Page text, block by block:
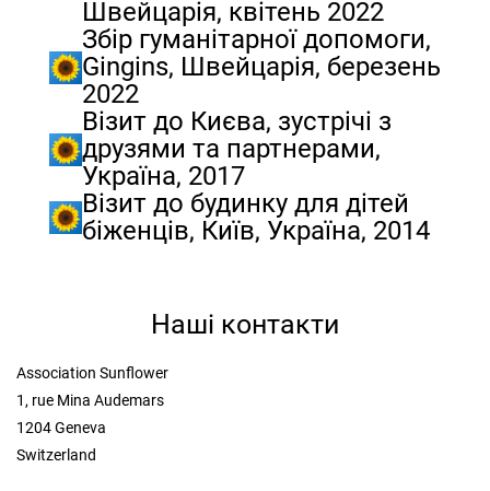
Швейцарія, квітень 2022
Збір гуманітарної допомоги,
Gingins, Швейцарія, березень
2022
Візит до Києва, зустрічі з
друзями та партнерами,
Україна, 2017
Візит до будинку для дітей
біженців, Київ, Україна, 2014
Наші контакти
Association Sunflower
1, rue Mina Audemars
1204 Geneva
Switzerland